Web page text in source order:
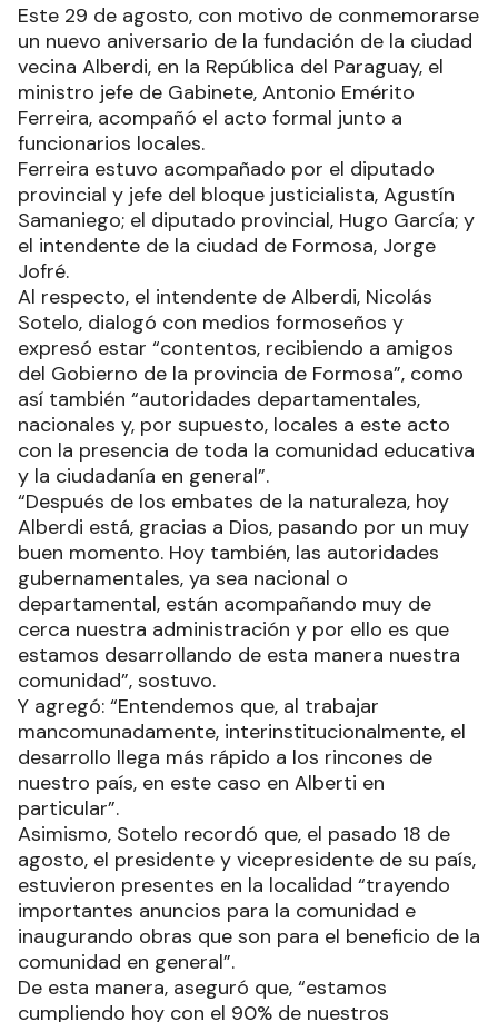
Este 29 de agosto, con motivo de conmemorarse
un nuevo aniversario de la fundación de la ciudad
vecina Alberdi, en la República del Paraguay, el
ministro jefe de Gabinete, Antonio Emérito
Ferreira, acompañó el acto formal junto a
funcionarios locales.
Ferreira estuvo acompañado por el diputado
provincial y jefe del bloque justicialista, Agustín
Samaniego; el diputado provincial, Hugo García; y
el intendente de la ciudad de Formosa, Jorge
Jofré.
Al respecto, el intendente de Alberdi, Nicolás
Sotelo, dialogó con medios formoseños y
expresó estar “contentos, recibiendo a amigos
del Gobierno de la provincia de Formosa”, como
así también “autoridades departamentales,
nacionales y, por supuesto, locales a este acto
con la presencia de toda la comunidad educativa
y la ciudadanía en general”.
“Después de los embates de la naturaleza, hoy
Alberdi está, gracias a Dios, pasando por un muy
buen momento. Hoy también, las autoridades
gubernamentales, ya sea nacional o
departamental, están acompañando muy de
cerca nuestra administración y por ello es que
estamos desarrollando de esta manera nuestra
comunidad”, sostuvo.
Y agregó: “Entendemos que, al trabajar
mancomunadamente, interinstitucionalmente, el
desarrollo llega más rápido a los rincones de
nuestro país, en este caso en Alberti en
particular”.
Asimismo, Sotelo recordó que, el pasado 18 de
agosto, el presidente y vicepresidente de su país,
estuvieron presentes en la localidad “trayendo
importantes anuncios para la comunidad e
inaugurando obras que son para el beneficio de la
comunidad en general”.
De esta manera, aseguró que, “estamos
cumpliendo hoy con el 90% de nuestros